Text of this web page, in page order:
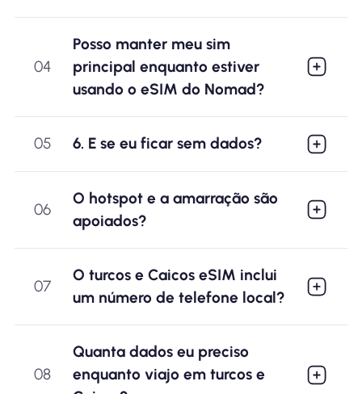
04
Posso manter meu sim
principal enquanto estiver
usando o eSIM do Nomad?
05 6. E se eu ficar sem dados?
06
O hotspot e a amarração são
apoiados?
07
O turcos e Caicos eSIM inclui
um número de telefone local?
08
Quanta dados eu preciso
enquanto viajo em turcos e